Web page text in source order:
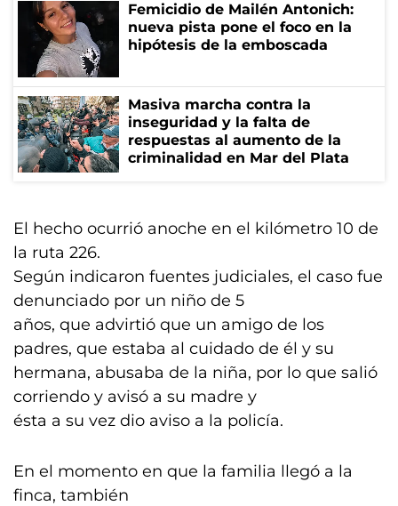
Femicidio de Mailén Antonich:
nueva pista pone el foco en la
hipótesis de la emboscada
Masiva marcha contra la
inseguridad y la falta de
respuestas al aumento de la
criminalidad en Mar del Plata
El hecho ocurrió anoche en el kilómetro 10 de
la ruta 226.
Según indicaron fuentes judiciales, el caso fue
denunciado por un niño de 5
años, que advirtió que un amigo de los
padres, que estaba al cuidado de él y su
hermana, abusaba de la niña, por lo que salió
corriendo y avisó a su madre y
ésta a su vez dio aviso a la policía.
En el momento en que la familia llegó a la
finca, también